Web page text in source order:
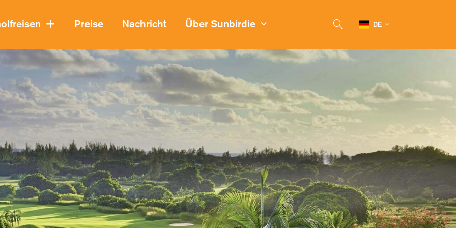
Preise Nachricht Über Sunbirdie DE